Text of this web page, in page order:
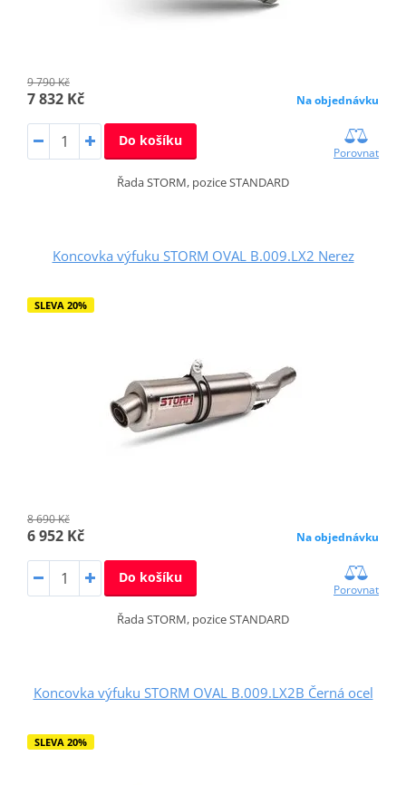
9 790 Kč
7 832 Kč Na objednávku
Do košíku
Porovnat
Řada STORM, pozice STANDARD
Koncovka výfuku STORM OVAL B.009.LX2 Nerez
SLEVA 20%
8 690 Kč
6 952 Kč Na objednávku
Do košíku
Porovnat
Řada STORM, pozice STANDARD
Koncovka výfuku STORM OVAL B.009.LX2B Černá ocel
SLEVA 20%